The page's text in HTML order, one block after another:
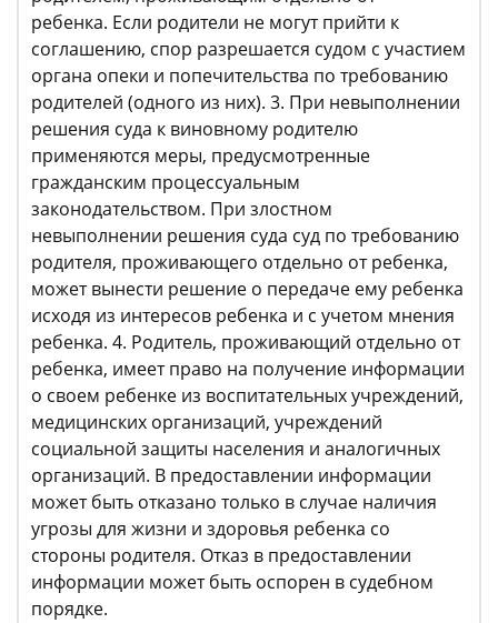
ребенка. Если родители не могут прийти к
соглашению, спор разрешается судом с участием
органа опеки и попечительства по требованию
родителей (одного из них). 3. При невыполнении
решения суда к виновному родителю
применяются меры, предусмотренные
гражданским процессуальным
законодательством. При злостном
невыполнении решения суда суд по требованию
родителя, проживающего отдельно от ребенка,
может вынести решение о передаче ему ребенка
исходя из интересов ребенка и с учетом мнения
ребенка. 4. Родитель, проживающий отдельно от
ребенка, имеет право на получение информации
о своем ребенке из воспитательных учреждений,
медицинских организаций, учреждений
социальной защиты населения и аналогичных
организаций. В предоставлении информации
может быть отказано только в случае наличия
угрозы для жизни и здоровья ребенка со
стороны родителя. Отказ в предоставлении
информации может быть оспорен в судебном
порядке.